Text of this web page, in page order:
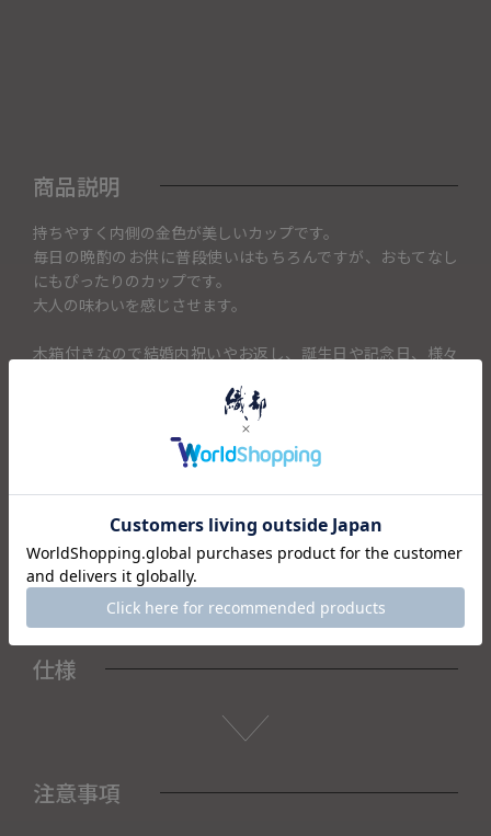
商品説明
持ちやすく内側の金色が美しいカップです。
毎日の晩酌のお供に普段使いはもちろんですが、おもてなし
にもぴったりのカップです。
大人の味わいを感じさせます。
木箱付きなので結婚内祝いやお返し、誕生日や記念日、様々
土の持つ暖かな雰囲気と、香り立つ極上の酒の味わいを是非
＜セット内容＞
・カップ×1
・木箱×1
仕様
注意事項